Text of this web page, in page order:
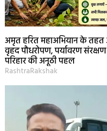
अमृत हरित महाअभियान के
वृहद पौधरोपण, पर्यावरण
परिहार की अनूठी पहल
RashtraRakshak